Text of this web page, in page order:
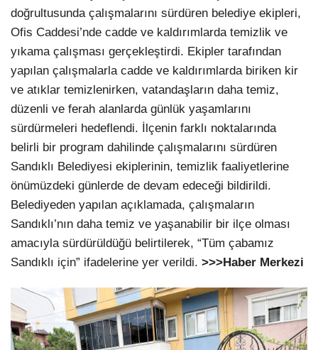
doğrultusunda çalışmalarını sürdüren belediye ekipleri,
Ofis Caddesi’nde cadde ve kaldırımlarda temizlik ve
yıkama çalışması gerçekleştirdi. Ekipler tarafından
yapılan çalışmalarla cadde ve kaldırımlarda biriken kir
ve atıklar temizlenirken, vatandaşların daha temiz,
düzenli ve ferah alanlarda günlük yaşamlarını
sürdürmeleri hedeflendi. İlçenin farklı noktalarında
belirli bir program dahilinde çalışmalarını sürdüren
Sandıklı Belediyesi ekiplerinin, temizlik faaliyetlerine
önümüzdeki günlerde de devam edeceği bildirildi.
Belediyeden yapılan açıklamada, çalışmaların
Sandıklı’nın daha temiz ve yaşanabilir bir ilçe olması
amacıyla sürdürüldüğü belirtilerek, “Tüm çabamız
Sandıklı için” ifadelerine yer verildi. >>>Haber Merkezi